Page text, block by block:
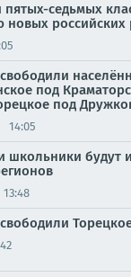
пятых-седьмых
новых российских
под
под
14:05
школьники будут
13:48